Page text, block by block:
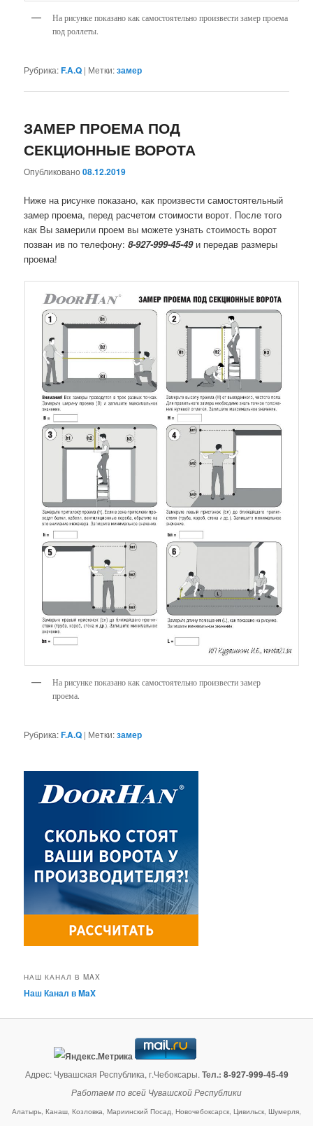
На рисунке показано как самостоятельно произвести замер проема
под роллеты.
Рубрика:F.A.Q | Метки:замер
ЗАМЕР ПРОЕМА ПОД
СЕКЦИОННЫЕ ВОРОТА
Опубликовано08.12.2019
Ниже на рисунке показано, как произвести самостоятельный
замер проема, перед расчетом стоимости ворот. После того
как Вы замерили проем вы можете узнать стоимость ворот
позван ив по телефону:8-927-999-45-49и передав размеры
проема!
На рисунке показано как самостоятельно произвести замер
проема.
Рубрика:F.A.Q | Метки:замер
НАШ КАНАЛ В MAX
Наш Канал в MaX
Адрес: Чувашская Республика, г.Чебоксары. Тел.: 8-927-999-45-49
Работаем по всей Чувашской Республики
Алатырь, Канаш, Козловка, Мариинский Посад, Новочебоксарск, Цивильск, Шумерля,